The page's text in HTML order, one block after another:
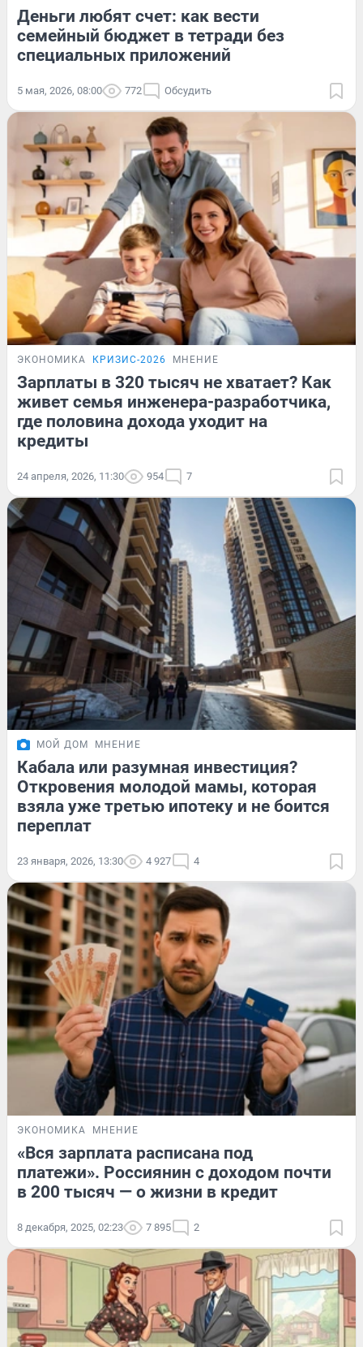
Деньги любят счет: как вести
семейный бюджет в тетради без
специальных приложений
5 мая, 2026, 08:00 772 Обсудить
ЭКОНОМИКА КРИЗИС-2026 МНЕНИЕ
Зарплаты в 320 тысяч не хватает? Как
живет семья инженера-разработчика,
где половина дохода уходит на
кредиты
24 апреля, 2026, 11:30 954 7
МОЙ ДОМ МНЕНИЕ
Кабала или разумная инвестиция?
Откровения молодой мамы, которая
взяла уже третью ипотеку и не боится
переплат
23 января, 2026, 13:30 4 927 4
ЭКОНОМИКА МНЕНИЕ
«Вся зарплата расписана под
платежи». Россиянин с доходом почти
в 200 тысяч — о жизни в кредит
8 декабря, 2025, 02:23 7 895 2